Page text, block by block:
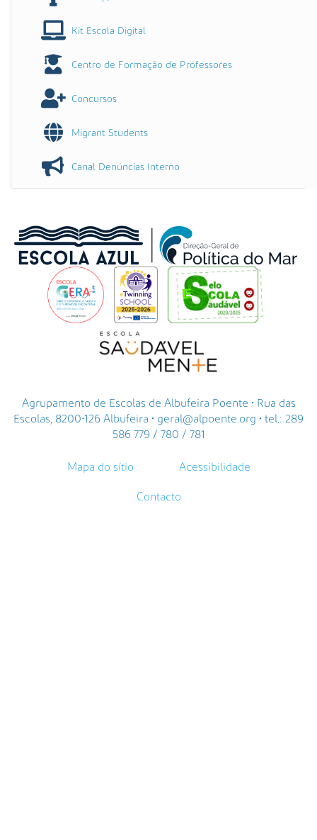
Kit Escola Digital
Centro de Formação de Professores
Concursos
Migrant Students
Canal Denúncias Interno
Agrupamento de Escolas de Albufeira Poente • Rua das
Escolas, 8200-126 Albufeira • geral@alpoente.org • tel.: 289
586 779 / 780 / 781
Mapa do sítio Acessibilidade
Contacto